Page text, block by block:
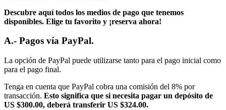
Descubre aquí todos los medios de pago que tenemos
disponibles. Elige tu favorito y ¡reserva ahora!
A.- Pagos vía PayPal.
La opción de PayPal puede utilizarse tanto para el pago inicial como
para el pago final.
Tenga en cuenta que PayPal cobra una comisión del 8% por
transacción. Esto significa que si necesita pagar un depósito de
US $300.00, deberá transferir US $324.00.